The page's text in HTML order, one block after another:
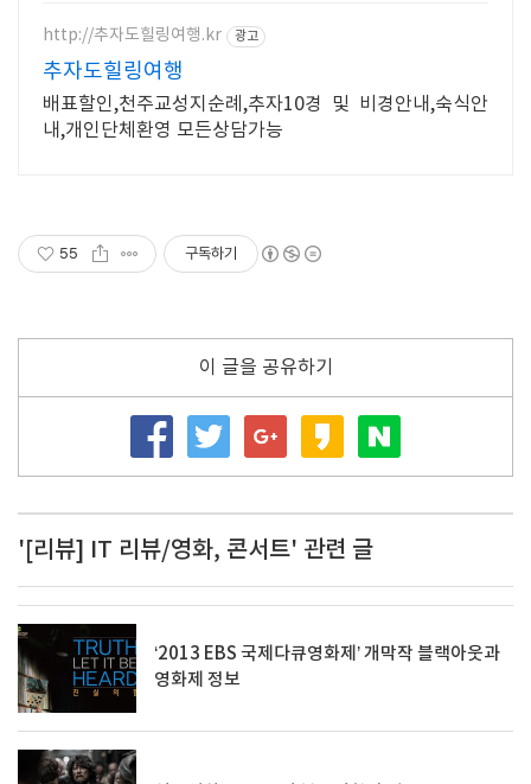
http://추자도힐링여행.kr 광고
추자도힐링여행
배표할인,천주교성지순례,추자10경 및 비경안내,숙식안
내,개인단체환영 모든상담가능
55 구독하기
이 글을 공유하기
'[리뷰] IT 리뷰/영화, 콘서트' 관련 글
‘2013 EBS 국제다큐영화제’ 개막작 블랙아웃과
영화제 정보